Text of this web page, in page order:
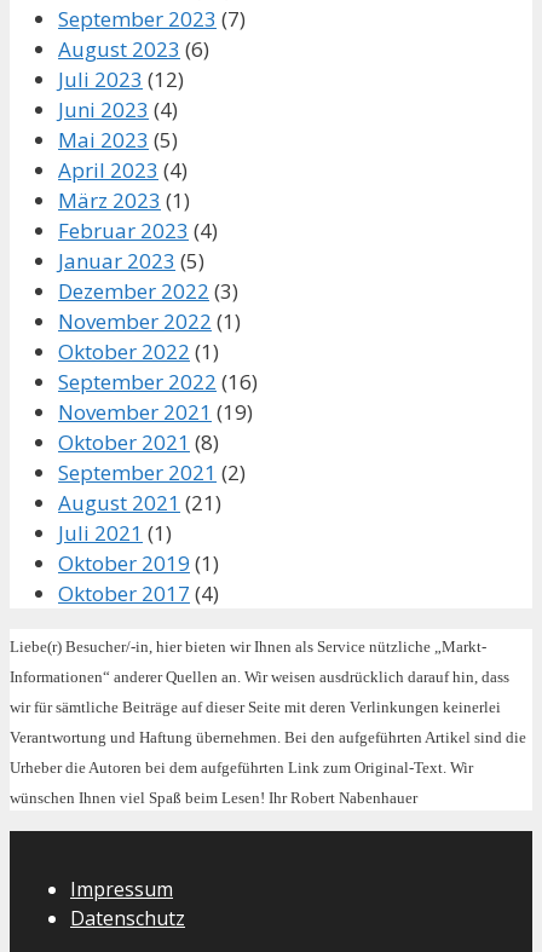
September 2023 (7)
August 2023 (6)
Juli 2023 (12)
Juni 2023 (4)
Mai 2023 (5)
April 2023 (4)
März 2023 (1)
Februar 2023 (4)
Januar 2023 (5)
Dezember 2022 (3)
November 2022 (1)
Oktober 2022 (1)
September 2022 (16)
November 2021 (19)
Oktober 2021 (8)
September 2021 (2)
August 2021 (21)
Juli 2021 (1)
Oktober 2019 (1)
Oktober 2017 (4)
Liebe(r) Besucher/-in, hier bieten wir Ihnen als Service nützliche „Markt-
Informationen“ anderer Quellen an. Wir weisen ausdrücklich darauf hin, dass
wir für sämtliche Beiträge auf dieser Seite mit deren Verlinkungen keinerlei
Verantwortung und Haftung übernehmen. Bei den aufgeführten Artikel sind die
Urheber die Autoren bei dem aufgeführten Link zum Original-Text. Wir
wünschen Ihnen viel Spaß beim Lesen! Ihr Robert Nabenhauer
Impressum
Datenschutz